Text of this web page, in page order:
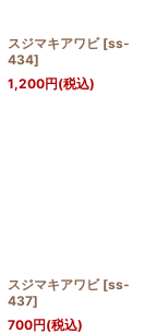
スジマキアワビ [ss-
434]
1,200円(税込)
スジマキアワビ [ss-
437]
700円(税込)